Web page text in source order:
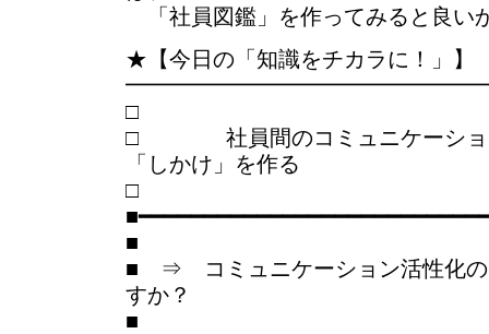
「社員図鑑」を作ってみると良い
★【今日の「知識をチカラに！」】
□ 社員間のコミュニケーショ
「しかけ」を作る
■
■ ⇒ コミュニケーション活性化の
すか？
■